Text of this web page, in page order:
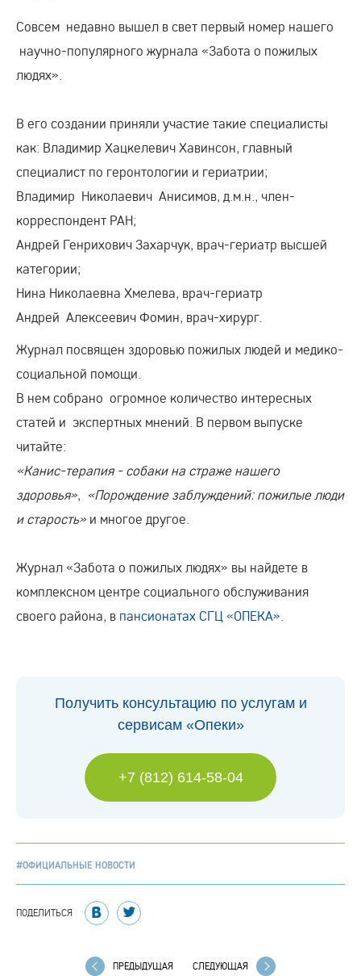
Совсем недавно вышел в свет первый номер нашего
научно-популярного журнала «Забота о пожилых
людях».
В его создании приняли участие такие специалисты
как: Владимир Хацкелевич Хавинсон, главный
специалист по геронтологии и гериатрии;
Владимир Николаевич Анисимов, д.м.н., член-
корреспондент РАН;
Андрей Генрихович Захарчук, врач-гериатр высшей
категории;
Нина Николаевна Хмелева, врач-гериатр
Андрей Алексеевич Фомин, врач-хирург.
Журнал посвящен здоровью пожилых людей и медико-
социальной помощи.
В нем собрано огромное количество интересных
статей и экспертных мнений. В первом выпуске
читайте:
«Канис-терапия - собаки на страже нашего
здоровья», «Порождение заблуждений: пожилые люди
и старость»и многое другое.
Журнал «Забота о пожилых людях» вы найдете в
комплексном центре социального обслуживания
своего района, в пансионатах СГЦ «ОПЕКА»
Получить консультацию по услугам и
сервисам «Опеки»
+7 (812) 614-58-04
#ОФИЦИАЛЬНЫЕ НОВОСТИ
ПОДЕЛИТЬСЯ
ПРЕДЫДУЩАЯ СЛЕДУЮЩАЯ